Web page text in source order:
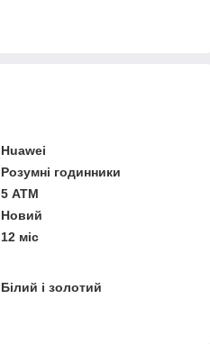
Huawei
Розумні годинники
5 АТМ
Новий
12 міс
Білий і золотий